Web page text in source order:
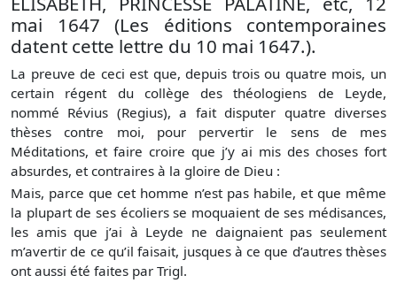
mai 1647 (Les éditions contemporaines
datent cette lettre du 10 mai 1647.).
La preuve de ceci est que, depuis trois ou quatre mois, un
certain régent du collège des théologiens de Leyde,
nommé Révius (Regius), a fait disputer quatre diverses
thèses contre moi, pour pervertir le sens de mes
Méditations, et faire croire que j’y ai mis des choses fort
absurdes, et contraires à la gloire de Dieu :
Mais, parce que cet homme n’est pas habile, et que même
la plupart de ses écoliers se moquaient de ses médisances,
les amis que j’ai à Leyde ne daignaient pas seulement
m’avertir de ce qu’il faisait, jusques à ce que d’autres thèses
ont aussi été faites par Trigl.